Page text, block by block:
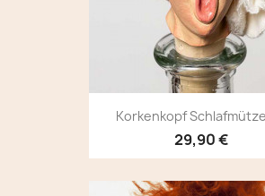
Korkenkopf
29,90 €